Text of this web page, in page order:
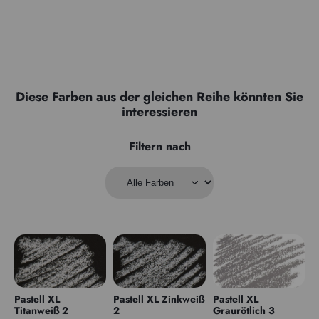
Diese Farben aus der gleichen Reihe könnten Sie
interessieren
Filtern nach
Pastell XL
Titanweiß 2
Pastell XL Zinkweiß
2
Pastell XL
Graurötlich 3